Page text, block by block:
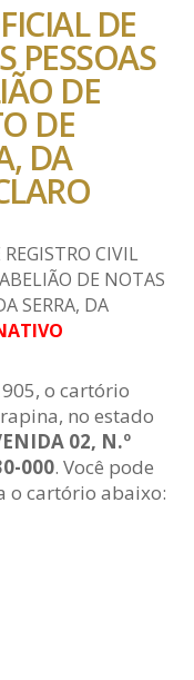
DE
PESSOAS
DE
DE
DA
CIVIL
DE NOTAS
SERRA, DA
o cartório
no estado
02, N.º
000. Você pode
o cartório abaixo: